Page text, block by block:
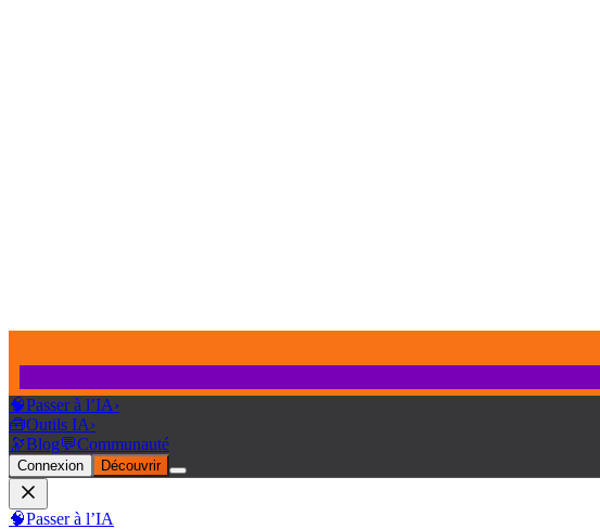
🧠Passer à l’IA›
🧰Outils IA›
🔭Blog💬Communauté
Connexion Découvrir
🧠Passer à l’IA